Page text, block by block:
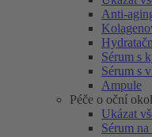
Anti-
Sérum s
Sérum s
Ampule
Péče o oční
Ukázat
Sérum